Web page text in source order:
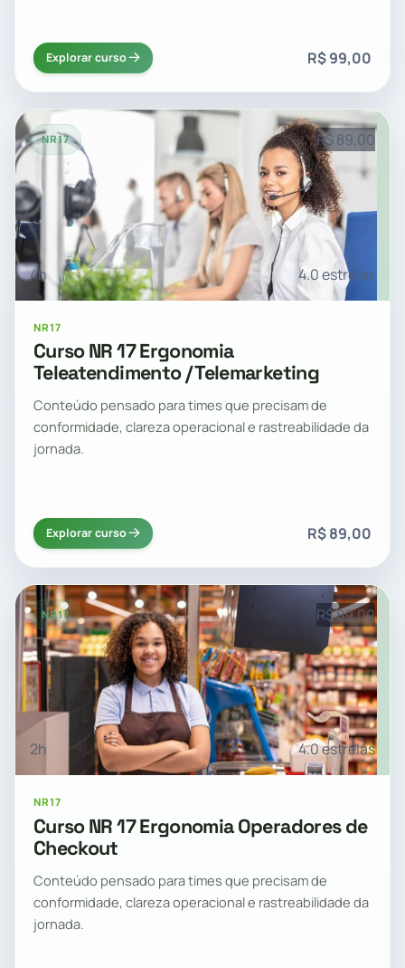
Explorar curso R$ 99,00
NR17 R$ 89,00
4h 4.0 estrelas
NR17
Curso NR 17 Ergonomia
Teleatendimento / Telemarketing
Conteúdo pensado para times que precisam de
conformidade, clareza operacional e rastreabilidade da
jornada.
Explorar curso R$ 89,00
NR17 R$ 89,00
2h 4.0 estrelas
NR17
Curso NR 17 Ergonomia Operadores de
Checkout
Conteúdo pensado para times que precisam de
conformidade, clareza operacional e rastreabilidade da
jornada.